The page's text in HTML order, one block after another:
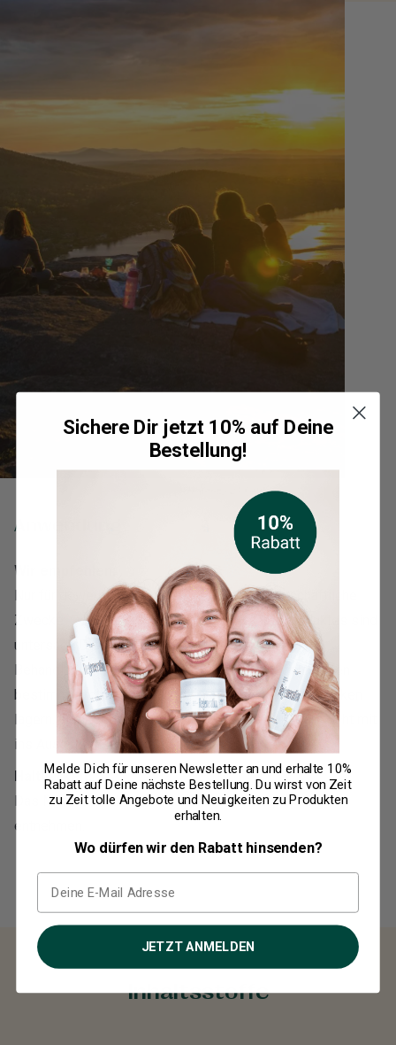
Anwendung
Wir empfehlen:
Nur für gewerbliche, technische oder wissenschaftliche
Zwecke. Der Verzehr und das Rauchen des Produktes sind
untersagt. Dieses Produkt wird nicht zur Diagnose,
Behandlung, Heilung oder Vorbeugung von Krankheiten
bestimmt. Vor direkter Sonne schützen. Kühl und trocken
lagern. Für Kinder unzugänglich aufbewahren. Darf nicht mit
ins Ausland geführt werden.
Haltbarkeit:
Das Mindesthaltbarkeitsdatum ist der Verpackung zu
entnehmen.
Inhaltsstoffe
Sichere Dir jetzt 10% auf Deine
Bestellung!
Melde Dich für unseren Newsletter an und erhalte 10%
Rabattauf Deine nächste Bestellung. Du wirst von Zeit
zu Zeit tolle Angebote und Neuigkeiten zu Produkten
erhalten.
Wo dürfen wir den Rabatt hinsenden?
JETZT ANMELDEN